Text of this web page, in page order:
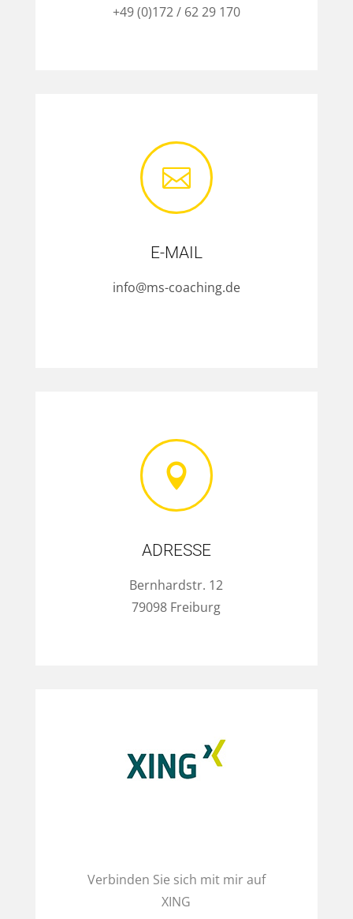
+49 (0)172 / 62 29 170

E-MAIL
info@ms-coaching.de

ADRESSE
Bernhardstr. 12
79098 Freiburg
Verbinden Sie sich mit mir auf
XING